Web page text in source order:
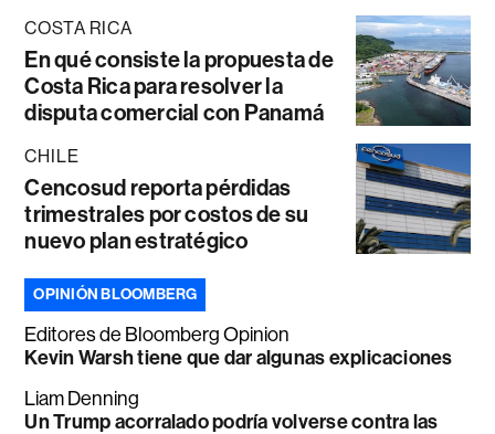
COSTA RICA
En qué consiste la propuesta de
Costa Rica para resolver la
disputa comercial con Panamá
CHILE
Cencosud reporta pérdidas
trimestrales por costos de su
nuevo plan estratégico
OPINIÓN BLOOMBERG
Editores de Bloomberg Opinion
Kevin Warsh tiene que dar algunas explicaciones
Liam Denning
Un Trump acorralado podría volverse contra las